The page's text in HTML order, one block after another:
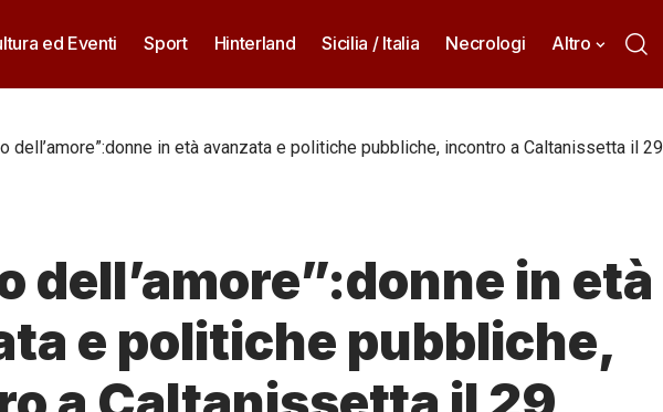
ed Eventi Sport Hinterland Sicilia / Italia Necrologi Altro
dell’amore”:donne in età avanzata e politiche pubbliche, incontro a Caltanissetta il 29
dell’amore”:donne in età
e politiche pubbliche,